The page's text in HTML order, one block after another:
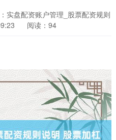
实盘配资账户管理_股票配资规则
阅读：94